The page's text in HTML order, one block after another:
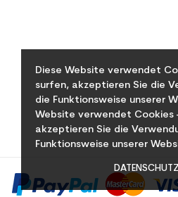
Diese Website verwendet
surfen, akzeptieren Sie die
die Funktionsweise unserer
Website verwendet Cookies
akzeptieren Sie die
Funktionsweise unserer